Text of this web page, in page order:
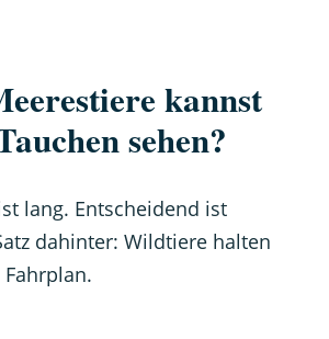
kannst
sehen?
lang. Entscheidend ist
dahinter: Wildtiere halten